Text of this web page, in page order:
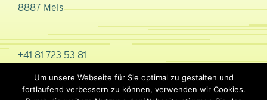
8887 Mels
+41 81 723 53 81
Um unsere Webseite für Sie optimal zu gestalten und
fortlaufend verbessern zu können, verwenden wir Cookies.